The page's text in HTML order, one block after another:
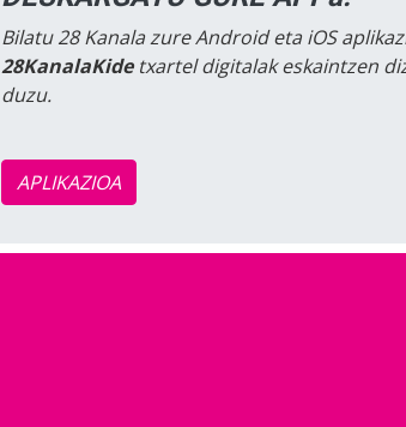
Bilatu 28 Kanala zure Android eta iOS
28KanalaKidetxartel digitalak eskaintzen
duzu.
APLIKAZIOA